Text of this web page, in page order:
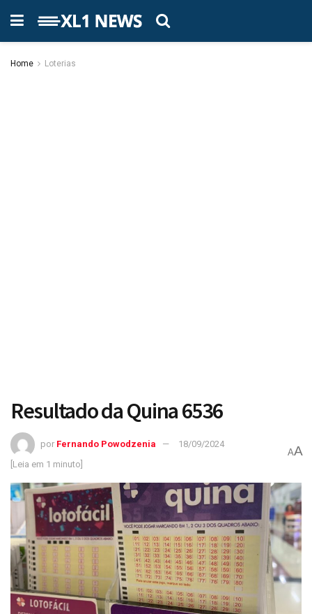
Home Loterias
Resultado da Quina 6536
por Fernando Powodzenia
18/09/2024
[Leia em 1 minuto]
AA